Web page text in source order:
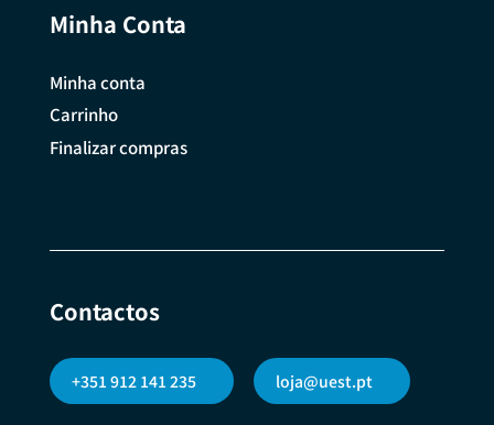
Minha Conta
Minha conta
Carrinho
Finalizar compras
Contactos
+351 912 141 235 loja@uest.pt